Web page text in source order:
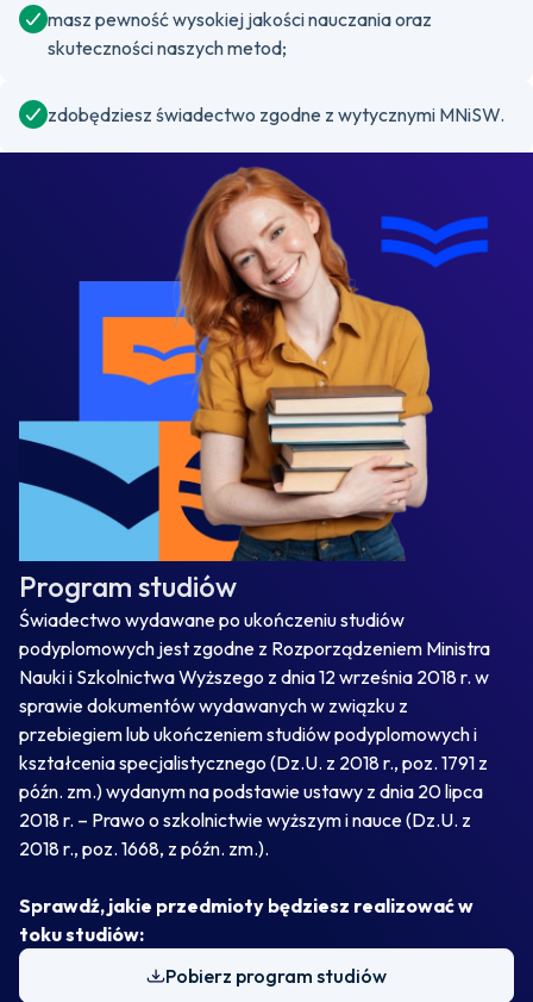
masz pewność wysokiej jakości nauczania oraz
skuteczności naszych metod;
zdobędziesz świadectwo zgodne z wytycznymi MNiSW.
Program studiów
Świadectwo wydawane po ukończeniu studiów
podyplomowych jest zgodne z Rozporządzeniem Ministra
Nauki i Szkolnictwa Wyższego z dnia 12 września 2018 r. w
sprawie dokumentów wydawanych w związku z
przebiegiem lub ukończeniem studiów podyplomowych i
kształcenia specjalistycznego (Dz.U. z 2018 r., poz. 1791 z
późn. zm.) wydanym na podstawie ustawy z dnia 20 lipca
2018 r. – Prawo o szkolnictwie wyższym i nauce (Dz.U. z
2018 r., poz. 1668, z późn. zm.).
Sprawdź, jakie przedmioty będziesz realizować w
toku studiów:
Pobierz program studiów